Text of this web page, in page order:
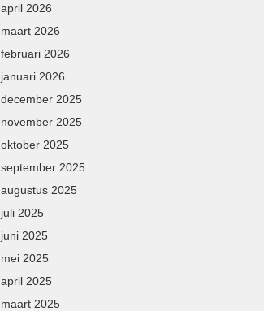
april 2026
maart 2026
februari 2026
januari 2026
december 2025
november 2025
oktober 2025
september 2025
augustus 2025
juli 2025
juni 2025
mei 2025
april 2025
maart 2025